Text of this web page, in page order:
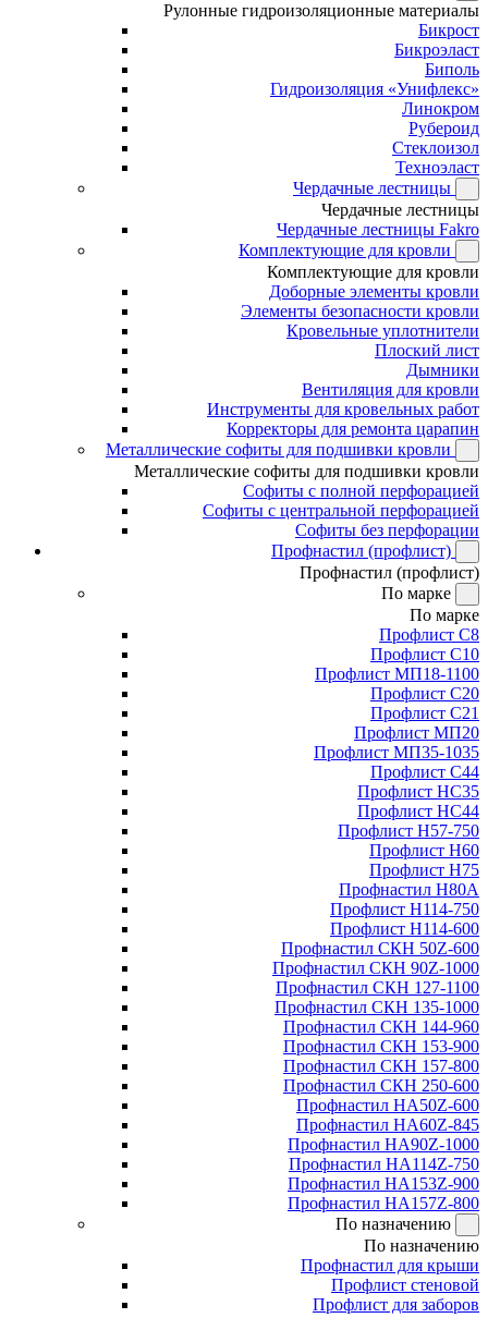
Рулонные гидроизоляционные материалы
Бикрост
Бикроэласт
Биполь
Гидроизоляция «Унифлекс»
Линокром
Рубероид
Стеклоизол
Техноэласт
Чердачные лестницы
Чердачные лестницы
Чердачные лестницы Fakro
Комплектующие для кровли
Комплектующие для кровли
Доборные элементы кровли
Элементы безопасности кровли
Кровельные уплотнители
Плоский лист
Дымники
Вентиляция для кровли
Инструменты для кровельных работ
Корректоры для ремонта царапин
Металлические софиты для подшивки кровли
Металлические софиты для подшивки кровли
Софиты с полной перфорацией
Софиты с центральной перфорацией
Софиты без перфорации
Профнастил (профлист)
Профнастил (профлист)
По марке
По марке
Профлист С8
Профлист С10
Профлист МП18-1100
Профлист С20
Профлист С21
Профлист МП20
Профлист МП35-1035
Профлист С44
Профлист НС35
Профлист НС44
Профлист Н57-750
Профлист Н60
Профлист Н75
Профнастил Н80А
Профлист Н114-750
Профлист Н114-600
Профнастил СКН 50Z-600
Профнастил СКН 90Z-1000
Профнастил СКН 127-1100
Профнастил СКН 135-1000
Профнастил СКН 144-960
Профнастил СКН 153-900
Профнастил СКН 157-800
Профнастил СКН 250-600
Профнастил НА50Z-600
Профнастил НА60Z-845
Профнастил НА90Z-1000
Профнастил НА114Z-750
Профнастил НА153Z-900
Профнастил НА157Z-800
По назначению
По назначению
Профнастил для крыши
Профлист стеновой
Профлист для заборов